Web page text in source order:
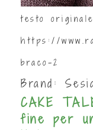
testo
https://
braco-2
Brand:
CAKE
fine per